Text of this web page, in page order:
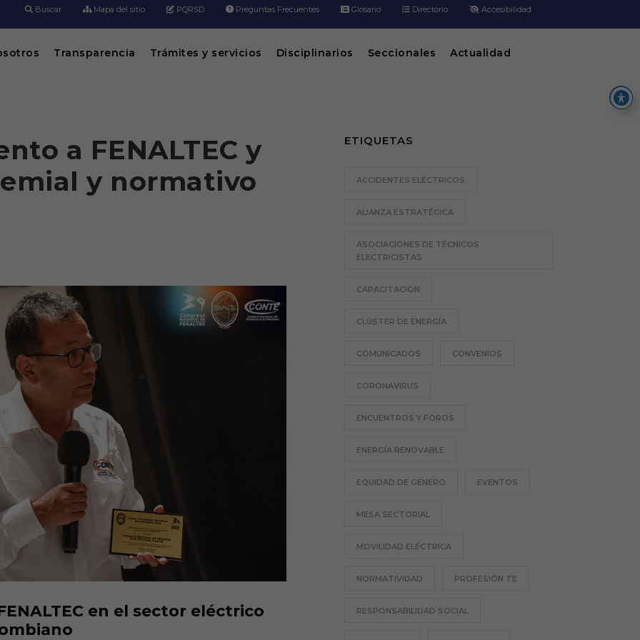
Buscar Mapa del sitio PQRSD Preguntas Frecuentes Glosario Directorio Accesibilidad
Transparencia Trámites y servicios Disciplinarios Seccionales Actualidad
a FENALTEC y
y normativo
en el sector eléctrico
ETIQUETAS
ACCIDENTES ELÉCTRICOS
ALIANZA ESTRATÉGICA
ASOCIACIONES DE TÉCNICOS
ELECTRICISTAS
CAPACITACIÓN
CLÚSTER DE ENERGÍA
COMUNICADOS CONVENIOS
CORONAVIRUS
ENCUENTROS Y FOROS
ENERGÍA RENOVABLE
EQUIDAD DE GÉNERO EVENTOS
MESA SECTORIAL
MOVILIDAD ELÉCTRICA
NORMATIVIDAD PROFESIÓN TE
RESPONSABILIDAD SOCIAL